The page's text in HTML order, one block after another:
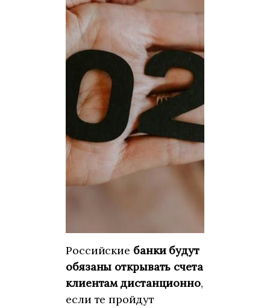
Российские банки будут
обязаны открывать счета
клиентам дистанционно,
если те пройдут